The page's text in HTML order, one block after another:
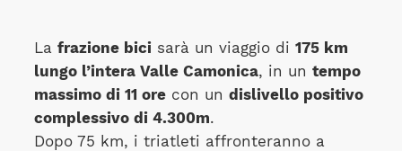
La frazione bicisarà un viaggio di 175 km
lungo l’intera Valle Camonica, in un tempo
massimo di 11 orecon un dislivello positivo
complessivo di 4.300m.
Dopo 75 km, i triatleti affronteranno a